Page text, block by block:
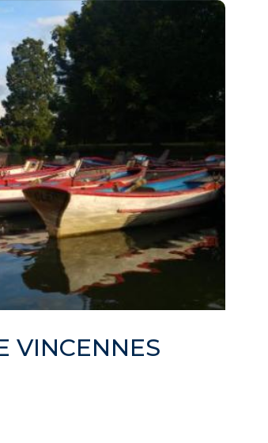
VINCENNES